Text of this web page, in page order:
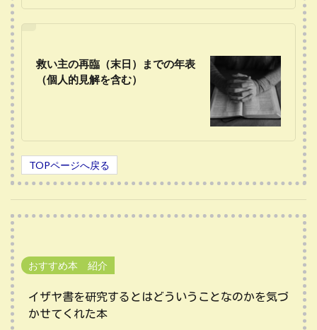
救い主の再臨（末日）までの年表
（個人的見解を含む）
TOPページへ戻る
おすすめ本 紹介
イザヤ書を研究するとはどういうことなのかを気づ
かせてくれた本